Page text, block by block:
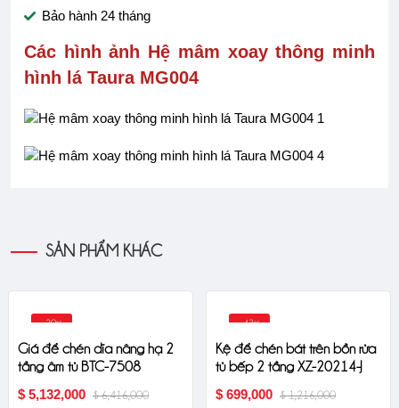
Bảo hành 24 tháng
Các hình ảnh Hệ mâm xoay thông minh
hình lá Taura MG004
SẢN PHẨM KHÁC
-20%
Giá để chén dĩa nâng hạ 2
tầng âm tủ BTC-7508
$ 5,132,000 $ 6,416,000
-43%
Kệ để chén bát trên bồn rửa
tủ bếp 2 tầng XZ-20214-J
$ 699,000 $ 1,216,000